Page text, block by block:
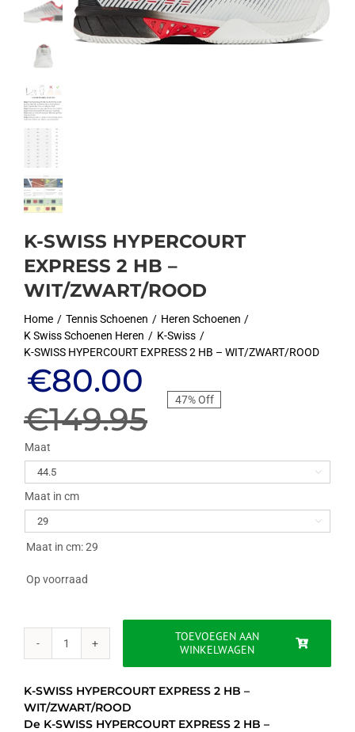
K-SWISS HYPERCOURT
EXPRESS 2 HB –
WIT/ZWART/ROOD
Home Tennis Schoenen
Heren Schoenen
K Swiss Schoenen Heren
K-Swiss
K-SWISS HYPERCOURT EXPRESS 2 HB – WIT/ZWART/ROOD
€149.95
Oorspronkelijke
prijs
was:
€149.95.
€80.00
Huidige
prijs
is:
€80.00.
47% Off
Maat

Maat in cm

Maat in cm: 29
Op voorraad
K-
EXPRESS
TOEVOEGEN AAN
WINKELWAGEN
K-SWISS HYPERCOURT EXPRESS 2 HB –
WIT/ZWART/ROOD
De K-SWISS HYPERCOURT EXPRESS 2 HB –